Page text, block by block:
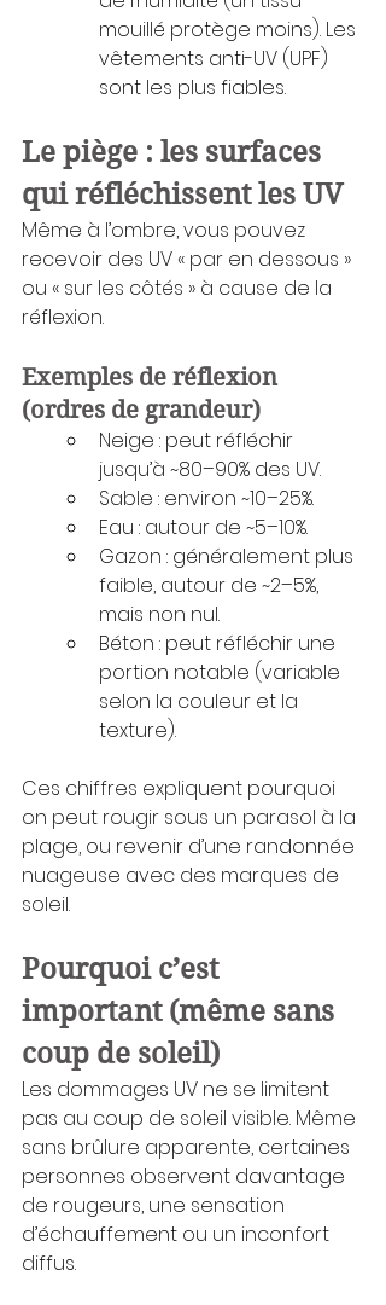
mouillé protège moins). Les
vêtements anti-UV (UPF)
sont les plus fiables.
Le piège : les surfaces
qui réfléchissent les UV
Même à l’ombre, vous pouvez
recevoir des UV « par en dessous »
ou « sur les côtés » à cause de la
réflexion.
Exemples de réflexion
(ordres de grandeur)
Neige : peut réfléchir
jusqu’à ~80–90% des UV.
Sable : environ ~10–25%.
Eau : autour de ~5–10%.
Gazon : généralement plus
faible, autour de ~2–5%,
mais non nul.
Béton : peut réfléchir une
portion notable (variable
selon la couleur et la
texture).
Ces chiffres expliquent pourquoi
on peut rougir sous un parasol à la
plage, ou revenir d’une randonnée
nuageuse avec des marques de
soleil.
Pourquoi c’est
important (même sans
coup de soleil)
Les dommages UV ne se limitent
pas au coup de soleil visible. Même
sans brûlure apparente, certaines
personnes observent davantage
de rougeurs, une sensation
d’échauffement ou un inconfort
diffus.